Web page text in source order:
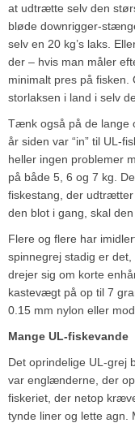
at udtrætte selv den
bløde downrigger-
selv en 20 kg’s laks.
der – hvis man måler
minimalt pres på fisken.
storlaksen i land i selv
Tænk også på de lange
år siden var “in” til UL-
heller ingen problemer
på både 5, 6 og 7 kg.
fiskestang, der
den blot i gang, skal
Flere og flere har
spinnegrej stadig er
drejer sig om korte
kastevægt på op til 7
0.15 mm nylon eller
Mange UL-fiskevande
Det oprindelige UL-grej
var englænderne, der
fiskeriet, der netop
tynde liner og lette agn.